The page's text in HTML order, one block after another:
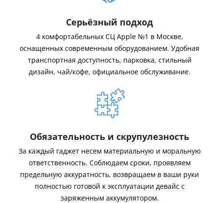
Серьёзный подход
4 комфортабельных СЦ Apple №1 в Москве,
оснащенных современным оборудованием. Удобная
транспортная доступность, парковка, стильный
дизайн, чай/кофе, официальное обслуживание.
Обязательность и скрупулезность
За каждый гаджет несем материальную и моральную
ответственность. Соблюдаем сроки, проявляем
предельную аккуратность, возвращаем в ваши руки
полностью готовой к эксплуатации девайс с
заряженным аккумулятором.